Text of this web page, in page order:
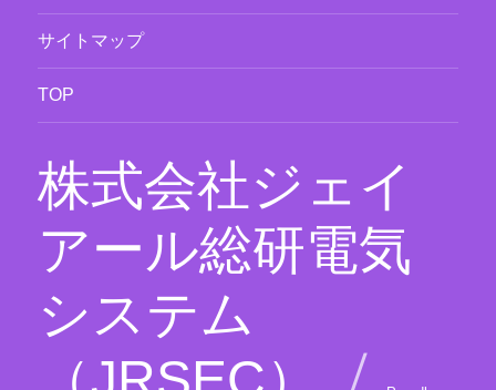
サイトマップ
TOP
株式会社ジェイ
アール総研電気
システム